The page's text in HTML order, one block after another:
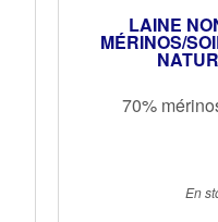
LAINE
MÉRINOS/
70%
En